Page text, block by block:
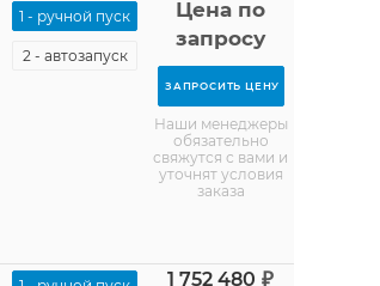
1 - ручной пуск
2 - автозапуск
Цена по
запросу
ЗАПРОСИТЬ ЦЕНУ
Наши менеджеры
обязательно
свяжутся с вами и
уточнят условия
заказа
1 752 480 ₽